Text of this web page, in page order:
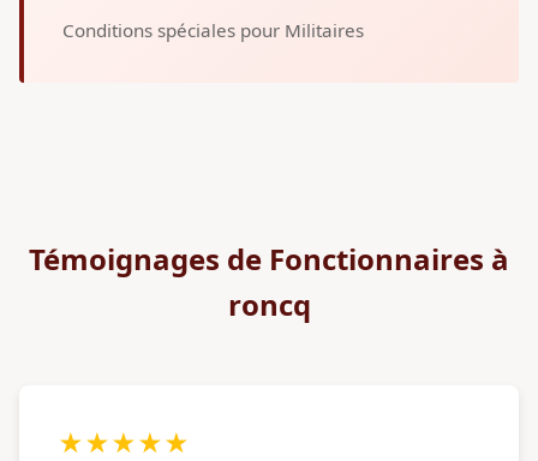
Conditions spéciales pour Militaires
Témoignages de Fonctionnaires à
roncq
★★★★★